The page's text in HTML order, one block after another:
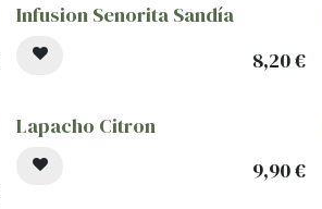
Infusion Senorita Sandía
8,20€
Lapacho Citron
9,90€